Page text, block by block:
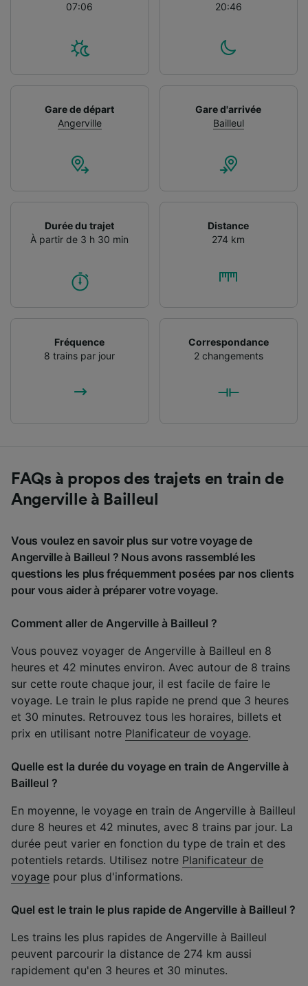
07:06 20:46
Gare de départ
Angerville
Gare d'arrivée
Bailleul
Durée du trajet
À partir de 3 h 30 min
Distance
274 km
Fréquence
8 trains par jour
Correspondance
2 changements
FAQs à propos des trajets en train de
Angerville à Bailleul
Vous voulez en savoir plus sur votre voyage de
Angerville à Bailleul ? Nous avons rassemblé les
questions les plus fréquemment posées par nos clients
pour vous aider à préparer votre voyage.
Comment aller de Angerville à Bailleul ?
Vous pouvez voyager de Angerville à Bailleul en 8
heures et 42 minutes environ. Avec autour de 8 trains
sur cette route chaque jour, il est facile de faire le
voyage. Le train le plus rapide ne prend que 3 heures
et 30 minutes. Retrouvez tous les horaires, billets et
prix en utilisant notre Planificateur de voyage.
Quelle est la durée du voyage en train de Angerville à
Bailleul ?
En moyenne, le voyage en train de Angerville à Bailleul
dure 8 heures et 42 minutes, avec 8 trains par jour. La
durée peut varier en fonction du type de train et des
potentiels retards. Utilisez notre Planificateur de
voyage pour plus d'informations.
Quel est le train le plus rapide de Angerville à Bailleul ?
Les trains les plus rapides de Angerville à Bailleul
peuvent parcourir la distance de 274 km aussi
rapidement qu'en 3 heures et 30 minutes.